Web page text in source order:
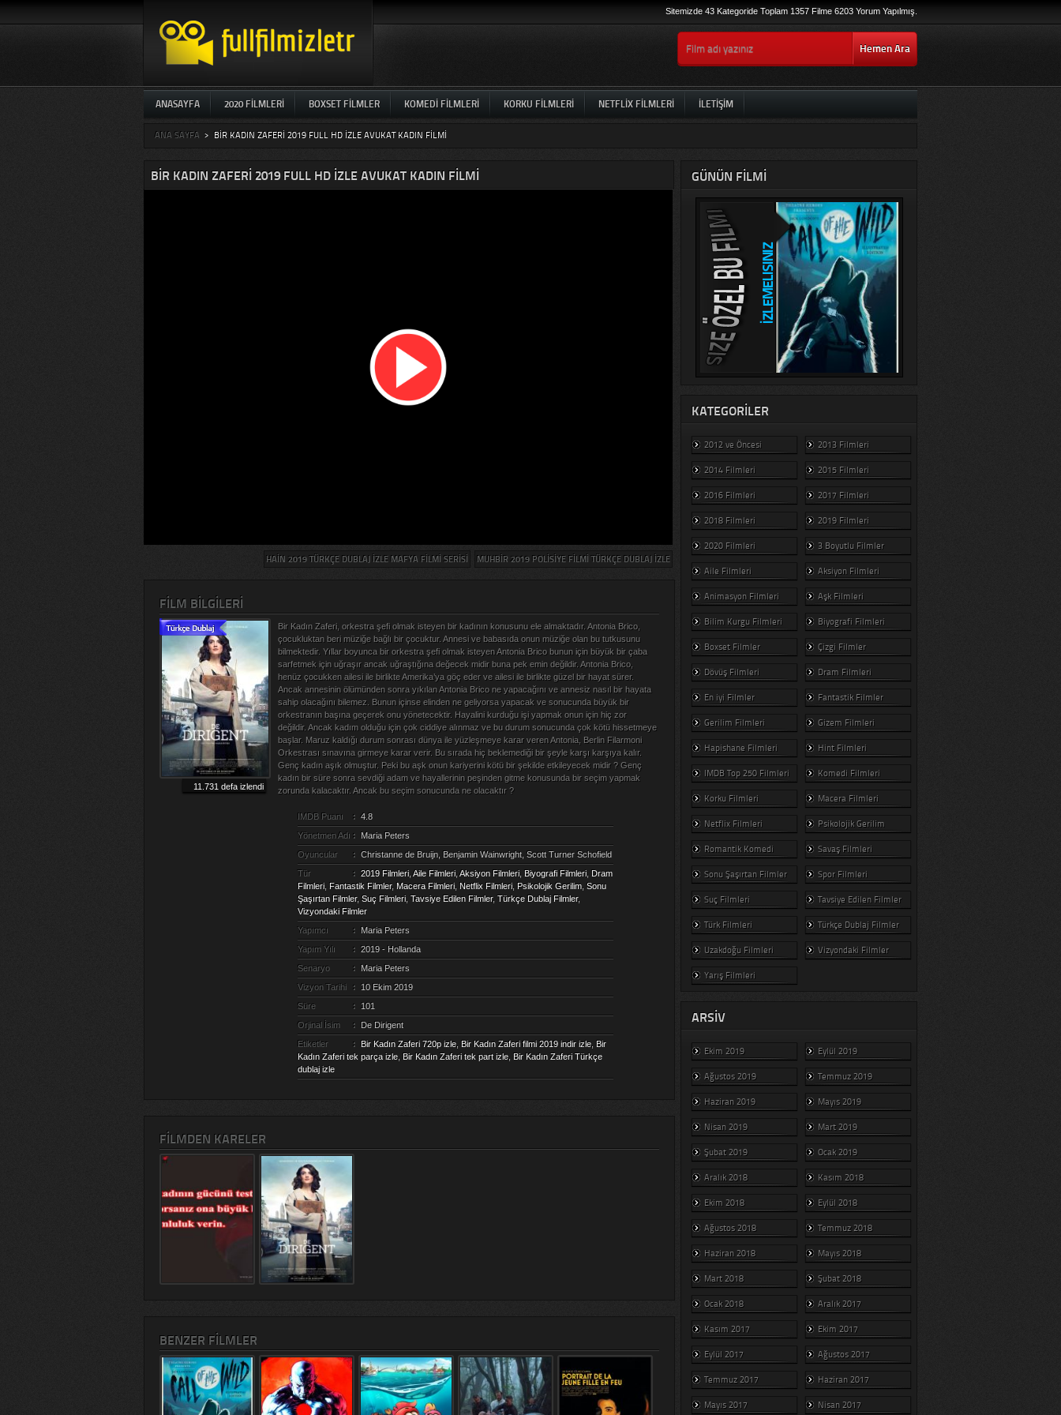
Sitemizde 43 Kategoride Toplam 1357 Filme 6203 Yorum Yapılmış.
Hemen Ara
ANASAYFA 2020 FILMLERI BOXSET FILMLER KOMEDI FILMLERI KORKU FILMLERI NETFLIX FILMLERI İLETIŞIM
ANA SAYFA > BIR KADIN ZAFERI 2019 FULL HD IZLE AVUKAT KADIN FILMI
BIR KADIN ZAFERI 2019 FULL HD IZLE AVUKAT KADIN FILMI
MUHBIR 2019 POLISIYE FILMI TÜRKÇE DUBLAJ IZLE
HAIN 2019 TÜRKÇE DUBLAJ IZLE MAFYA FILMI SERISI
FILM BILGILERI
11.731 defa izlendi
Bir Kadın Zaferi, orkestra şefi olmak isteyen bir kadının konusunu ele almaktadır. Antonia Brico,
çocukluktan beri müziğe bağlı bir çocuktur. Annesi ve babasıda onun müziğe olan bu tutkusunu
bilmektedir. Yıllar boyunca bir orkestra şefi olmak isteyen Antonia Brico bunun için büyük bir çaba
sarfetmek için uğraşır ancak uğraştığına değecek midir buna pek emin değildir. Antonia Brico,
henüz çocukken ailesi ile birlikte Amerika’ya göç eder ve ailesi ile birlikte güzel bir hayat sürer.
Ancak annesinin ölümünden sonra yıkılan Antonia Brico ne yapacağını ve annesiz nasıl bir hayata
sahip olacağını bilemez. Bunun içinse elinden ne geliyorsa yapacak ve sonucunda büyük bir
orkestranın başına geçerek onu yönetecektir. Hayalini kurduğu işi yapmak onun için hiç zor
değildir. Ancak kadım olduğu için çok ciddiye alınmaz ve bu durum sonucunda çok kötü hissetmeye
başlar. Maruz kaldığı durum sonrası dünya ile yüzleşmeye karar veren Antonia, Berlin Filarmoni
Orkestrası sınavına girmeye karar verir. Bu sırada hiç beklemediği bir şeyle karşı karşıya kalır.
Genç kadın aşık olmuştur. Peki bu aşk onun kariyerini kötü bir şekilde etkileyecek midir ? Genç
kadın bir süre sonra sevdiği adam ve hayallerinin peşinden gitme konusunda bir seçim yapmak
zorunda kalacaktır. Ancak bu seçim sonucunda ne olacaktır ?
IMDB Puanı : 4.8
Yönetmen Adı :
Maria Peters
Oyuncular
: Christanne de Bruijn, Benjamin Wainwright, Scott Turner Schofield
Tür
: 2019 Filmleri, Aile Filmleri, Aksiyon Filmleri, Biyografi Filmleri, Dram
Filmleri, Fantastik Filmler, Macera Filmleri, Netflix Filmleri, Psikolojik Gerilim, Sonu
Şaşırtan Filmler, Suç Filmleri, Tavsiye Edilen Filmler, Türkçe Dublaj Filmler,
Vizyondaki Filmler
Yapımcı
:
Maria Peters
Yapım Yılı
: 2019 - Hollanda
Senaryo
:
Maria Peters
Vizyon Tarihi
: 10 Ekim 2019
Süre
: 101
Orjinal İsim
:
De Dirigent
Etiketler
: Bir Kadın Zaferi 720p izle, Bir Kadın Zaferi filmi 2019 indir izle, Bir
Kadın Zaferi tek parça izle, Bir Kadın Zaferi tek part izle, Bir Kadın Zaferi Türkçe
dublaj izle
FILMDEN KARELER
BENZER FILMLER
GÜNÜN FILMI
KATEGORILER
2012 ve Öncesi 2013 Filmleri
2014 Filmleri 2015 Filmleri
2016 Filmleri 2017 Filmleri
2018 Filmleri 2019 Filmleri
2020 Filmleri 3 Boyutlu Filmler
Aile Filmleri Aksiyon Filmleri
Animasyon Filmleri Aşk Filmleri
Bilim Kurgu Filmleri Biyografi Filmleri
Boxset Filmler Çizgi Filmler
Dövüş Filmleri Dram Filmleri
En iyi Filmler Fantastik Filmler
Gerilim Filmleri Gizem Filmleri
Hapishane Filmleri Hint Filmleri
IMDB Top 250 Filmleri Komedi Filmleri
Korku Filmleri Macera Filmleri
Netflix Filmleri Psikolojik Gerilim
Romantik Komedi Savaş Filmleri
Sonu Şaşırtan Filmler Spor Filmleri
Suç Filmleri Tavsiye Edilen Filmler
Türk Filmleri Türkçe Dublaj Filmler
Uzakdoğu Filmleri Vizyondaki Filmler
Yarış Filmleri
ARSIV
Ekim 2019 Eylül 2019
Ağustos 2019 Temmuz 2019
Haziran 2019 Mayıs 2019
Nisan 2019 Mart 2019
Şubat 2019 Ocak 2019
Aralık 2018 Kasım 2018
Ekim 2018 Eylül 2018
Ağustos 2018 Temmuz 2018
Haziran 2018 Mayıs 2018
Mart 2018 Şubat 2018
Ocak 2018 Aralık 2017
Kasım 2017 Ekim 2017
Eylül 2017 Ağustos 2017
Temmuz 2017 Haziran 2017
Mayıs 2017 Nisan 2017